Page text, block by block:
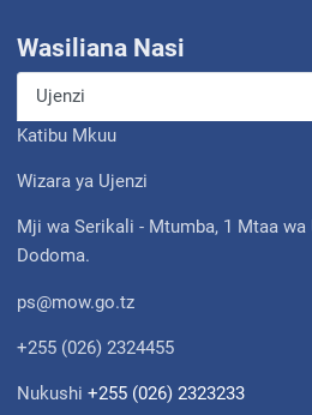
Wasiliana Nasi
Ujenzi
Katibu Mkuu
Wizara ya Ujenzi
Mji wa Serikali - Mtumba, 1 Mtaa wa
Dodoma.
ps@mow.go.tz
+255 (026) 2324455
Nukushi+255 (026) 2323233